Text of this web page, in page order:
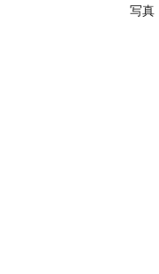
写真